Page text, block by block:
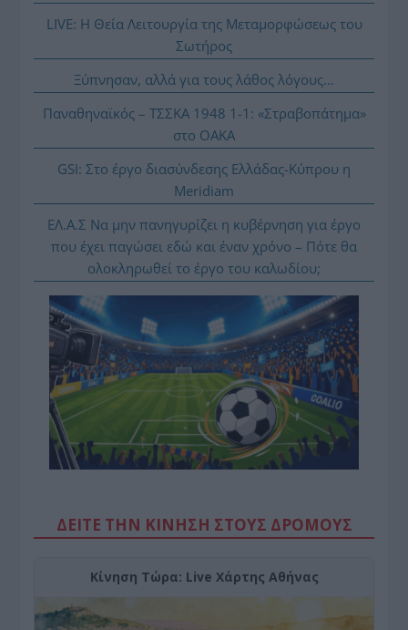
LIVE: Η Θεία Λειτουργία της Μεταμορφώσεως του
Σωτήρος
Ξύπνησαν, αλλά για τους λάθος λόγους…
Παναθηναϊκός – ΤΣΣΚΑ 1948 1-1: «Στραβοπάτημα»
στο ΟΑΚΑ
GSI: Στο έργο διασύνδεσης Ελλάδας-Κύπρου η
Meridiam
ΕΛ.Α.Σ Να μην πανηγυρίζει η κυβέρνηση για έργο
που έχει παγώσει εδώ και έναν χρόνο – Πότε θα
ολοκληρωθεί το έργο του καλωδίου;
ΔΕΙΤΕ ΤΗΝ ΚΙΝΗΣΗ ΣΤΟΥΣ ΔΡΌΜΟΥΣ
Κίνηση Τώρα: Live Χάρτης Αθήνας